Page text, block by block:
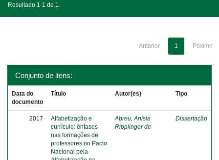
Resultado 1-1 de 1.
Anterior 1 Póximo
Conjunto de itens:
Data do
documento
Título Autor(es) Tipo
2017
Alfabetização e
currículo: ênfases
nas formações de
professores no Pacto
Nacional pela
Abreu, Anisia
Ripplinger de
Dissertação